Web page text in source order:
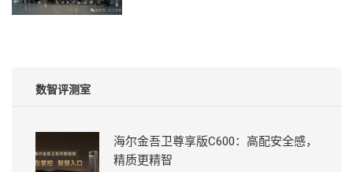
数智评测室
海尔金吾卫尊享版C600：高配安全感，
精质更精智